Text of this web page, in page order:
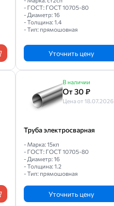
- ГОСТ: ГОСТ 10705-80
- Диаметр: 16
- Толщина: 1.4
- Тип: прямошовная
Уточнить цену
В наличии
От 30 ₽
Цена от 18.07.2026
Труба электросварная
- Марка: 15кп
- ГОСТ: ГОСТ 10705-80
- Диаметр: 16
- Толщина: 1.2
- Тип: прямошовная
Уточнить цену